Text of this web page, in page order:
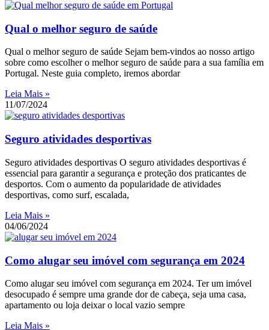
Qual o melhor seguro de saúde
Qual o melhor seguro de saúde Sejam bem-vindos ao nosso artigo
sobre como escolher o melhor seguro de saúde para a sua família em
Portugal. Neste guia completo, iremos abordar
Leia Mais »
11/07/2024
Seguro atividades desportivas
Seguro atividades desportivas O seguro atividades desportivas é
essencial para garantir a segurança e proteção dos praticantes de
desportos. Com o aumento da popularidade de atividades
desportivas, como surf, escalada,
Leia Mais »
04/06/2024
Como alugar seu imóvel com segurança em 2024
Como alugar seu imóvel com segurança em 2024. Ter um imóvel
desocupado é sempre uma grande dor de cabeça, seja uma casa,
apartamento ou loja deixar o local vazio sempre
Leia Mais »